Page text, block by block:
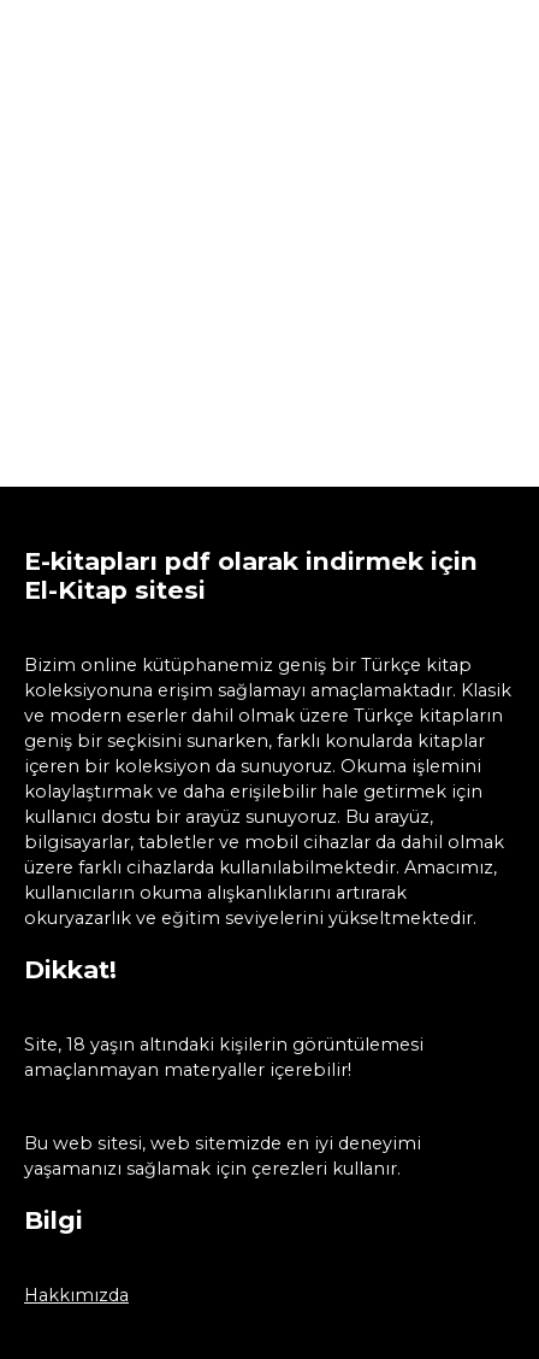
E-kitapları pdf olarak indirmek için
El-Kitap sitesi
Bizim online kütüphanemiz geniş bir Türkçe kitap
koleksiyonuna erişim sağlamayı amaçlamaktadır. Klasik
ve modern eserler dahil olmak üzere Türkçe kitapların
geniş bir seçkisini sunarken, farklı konularda kitaplar
içeren bir koleksiyon da sunuyoruz. Okuma işlemini
kolaylaştırmak ve daha erişilebilir hale getirmek için
kullanıcı dostu bir arayüz sunuyoruz. Bu arayüz,
bilgisayarlar, tabletler ve mobil cihazlar da dahil olmak
üzere farklı cihazlarda kullanılabilmektedir. Amacımız,
kullanıcıların okuma alışkanlıklarını artırarak
okuryazarlık ve eğitim seviyelerini yükseltmektedir.
Dikkat!
Site, 18 yaşın altındaki kişilerin görüntülemesi
amaçlanmayan materyaller içerebilir!
Bu web sitesi, web sitemizde en iyi deneyimi
yaşamanızı sağlamak için çerezleri kullanır.
Bilgi
Hakkımızda